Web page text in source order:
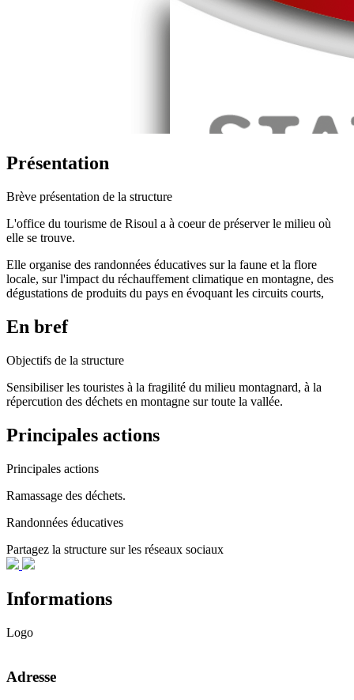
Présentation
Brève présentation de la structure
L'office du tourisme de Risoul a à coeur de préserver le milieu où
elle se trouve.
Elle organise des randonnées éducatives sur la faune et la flore
locale, sur l'impact du réchauffement climatique en montagne, des
dégustations de produits du pays en évoquant les circuits courts,
En bref
Objectifs de la structure
Sensibiliser les touristes à la fragilité du milieu montagnard, à la
répercution des déchets en montagne sur toute la vallée.
Principales actions
Principales actions
Ramassage des déchets.
Randonnées éducatives
Partagez la structure sur les réseaux sociaux
Informations
Logo
Adresse